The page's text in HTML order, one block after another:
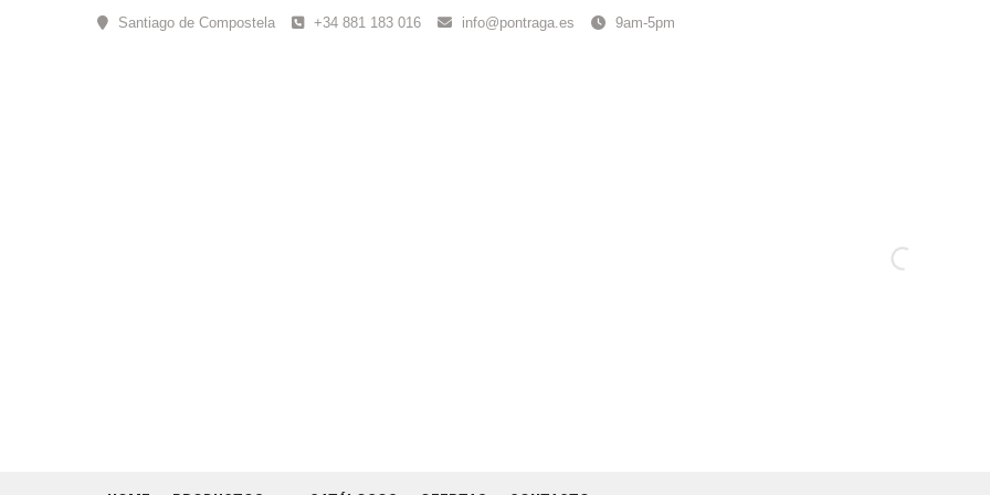
Santiago de Compostela +34 881 183 016 info@pontraga.es 9am-5pm